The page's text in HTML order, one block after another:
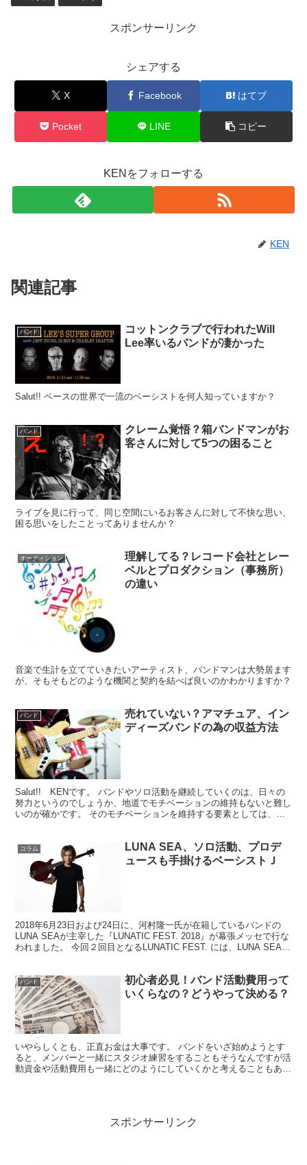
スポンサーリンク
シェアする
X Facebook はてブ
Pocket LINE コピー
KENをフォローする
KEN
関連記事
バンド
コットンクラブで行われたWill
Lee率いるバンドが凄かった
Salut!! ベースの世界で一流のベーシストを何人知っていますか？
バンド
クレーム覚悟？箱バンドマンがお
客さんに対して5つの困ること
ライブを見に行って、同じ空間にいるお客さんに対して不快な思い、
困る思いをしたことってありませんか？
オーディション
理解してる？レコード会社とレー
ベルとプロダクション（事務所）
の違い
音楽で生計を立てていきたいアーティスト、バンドマンは大勢居ます
が、そもそもどのような機関と契約を結べば良いのかわかりますか？
バンド
売れていない？アマチュア、イン
ディーズバンドの為の収益方法
Salut!! KENです。 バンドやソロ活動を継続していくのは、日々の
努力というのでしょうか、地道でモチベーションの維持もないと難し
いのが確かです。 そのモチベーションを維持する要素としては、収
コラム
LUNA SEA、ソロ活動、プロデ
ュースも手掛けるベーシストＪ
2018年6月23日および24日に、河村隆一氏が在籍しているバンドの
LUNA SEAが主宰した『LUNATIC FEST. 2018』が幕張メッセで行な
われました。 今回２回目となるLUNATIC FEST. には、LUNA SEAが
バンド
初心者必見！バンド活動費用って
いくらなの？どうやって決める？
いやらしくとも、正直お金は大事です。 バンドをいざ始めようとす
ると、メンバーと一緒にスタジオ練習をすることもそうなんですが活
動資金や活動費用も一緒にどのようにしていくかと考えることもある
スポンサーリンク